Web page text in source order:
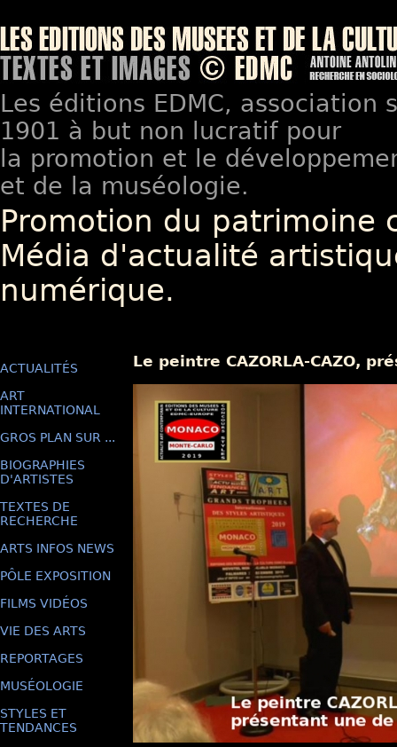
Les éditions EDMC, association
1901 à but non lucratif pour
la promotion et le
et de la muséologie.
Promotion du patrimoine
Média d'actualité
numérique.
ACTUALITÉS
ART
INTERNATIONAL
GROS PLAN SUR ...
BIOGRAPHIES
D'ARTISTES
TEXTES DE
RECHERCHE
ARTS INFOS NEWS
PÔLE EXPOSITION
FILMS VIDÉOS
VIE DES ARTS
REPORTAGES
MUSÉOLOGIE
STYLES ET
TENDANCES
Le peintre CAZORLA-CAZO,